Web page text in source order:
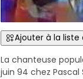
Ajouter à la liste
La chanteuse
juin 94 chez Pascal